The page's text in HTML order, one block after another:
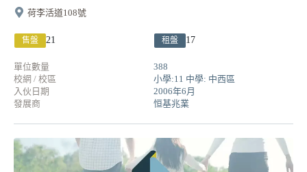
荷李活道108號
售盤 21 租盤 17
單位數量
388
校網 / 校區
小學:11 中學: 中西區
入伙日期
2006年6月
發展商
恒基兆業